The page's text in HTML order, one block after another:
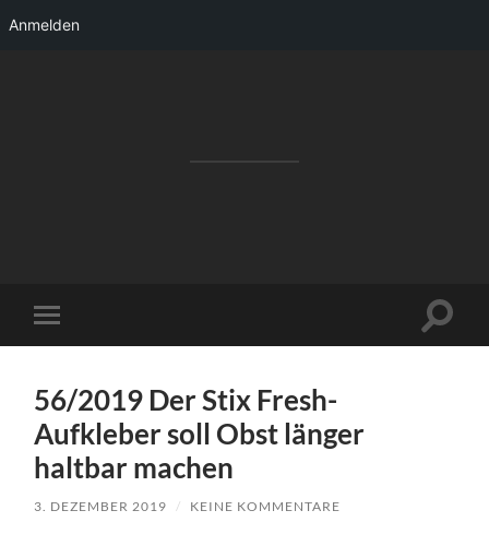
Anmelden
Mobile-
Menü
56/2019 Der Stix Fresh-
Aufkleber soll Obst länger
haltbar machen
3. DEZEMBER 2019 / KEINE KOMMENTARE